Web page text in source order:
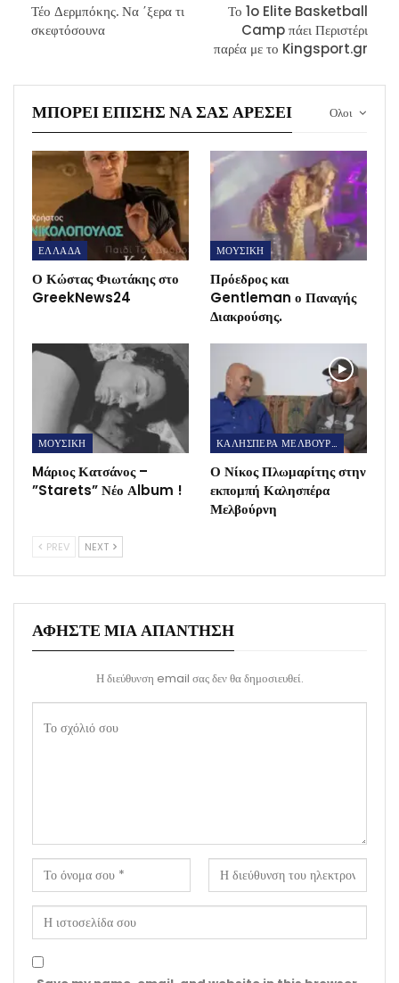
Τέο Δερμπόκης. Να ΄ξερα τι
σκεφτόσουνα
Το 1o Elite Basketball
Camp πάει Περιστέρι
παρέα με το Kingsport.gr
Ολοι
ΜΠΟΡΕΊ ΕΠΊΣΗΣ ΝΑ ΣΑΣ ΑΡΈΣΕΙ
ΕΛΛΑΔΑ
Ο Κώστας Φιωτάκης στο
GreekNews24
ΜΟΥΣΙΚΗ
Πρόεδρος και
Gentleman ο Παναγής
Διακρούσης.
ΜΟΥΣΙΚΗ
Mάριος Κατσάνος –
”Starets” Νέο Αlbum !
ΚΑΛΗΣΠΕΡΑ ΜΕΛΒΟΥΡΝΗ GREEK TV
Ο Νίκος Πλωμαρίτης στην
εκπομπή Καλησπέρα
Μελβούρνη
PREV NEXT
ΑΦΉΣΤΕ ΜΙΑ ΑΠΆΝΤΗΣΗ
Η διεύθυνση email σας δεν θα δημοσιευθεί.